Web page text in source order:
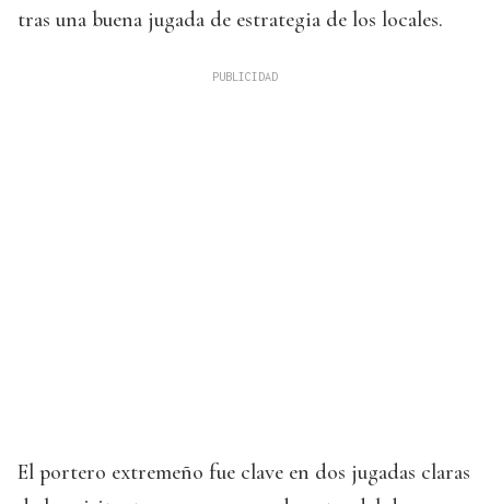
tras una buena jugada de estrategia de los locales.
El portero extremeño fue clave en dos jugadas claras